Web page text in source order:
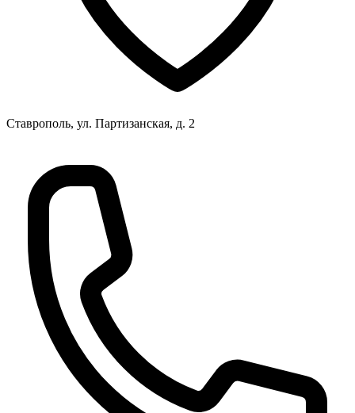
Ставрополь, ул. Партизанская, д. 2